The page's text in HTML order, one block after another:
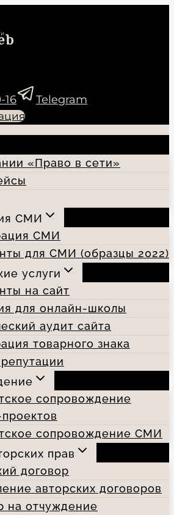
16 Telegram
«Право в сети»
СМИ
СМИ
для СМИ (образцы 2022)
услуги
на сайт
для онлайн-школы
аудит сайта
товарного знака
сопровождение
сопровождение СМИ
прав
договор
авторских договоров
на отчуждение